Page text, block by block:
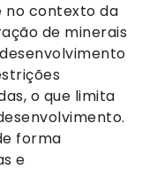
no contexto da
de minerais
o que limita
forma
e